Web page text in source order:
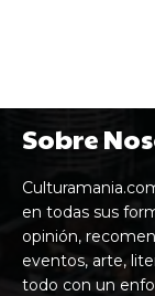
Sobre
en todas sus
opinión,
eventos, arte,
todo con un